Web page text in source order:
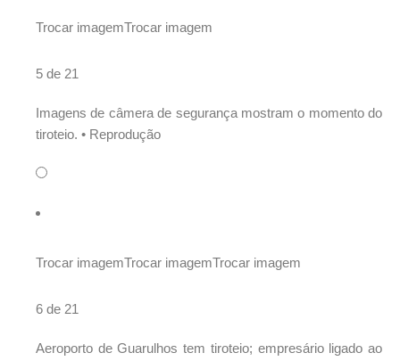
Trocar imagemTrocar imagem
5 de 21
Imagens de câmera de segurança mostram o momento do
tiroteio. • Reprodução
Trocar imagemTrocar imagemTrocar imagem
6 de 21
Aeroporto de Guarulhos tem tiroteio; empresário ligado ao